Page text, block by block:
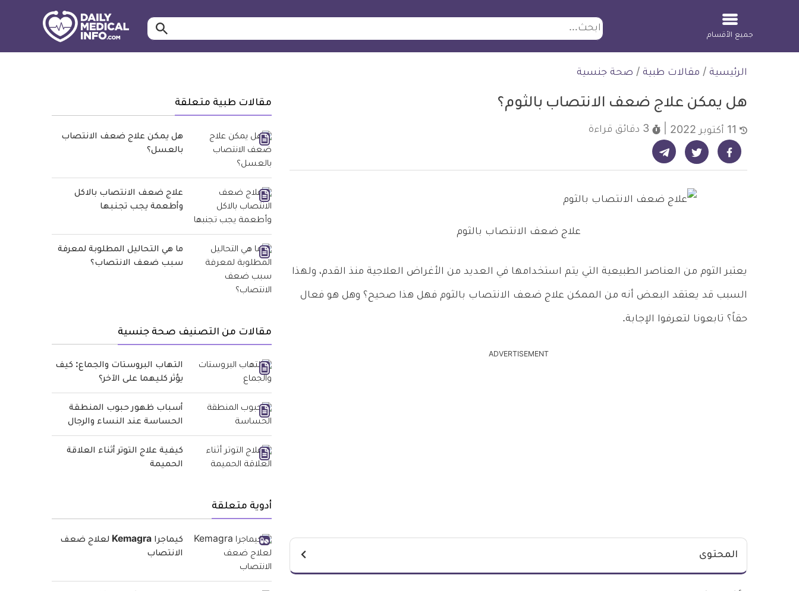
ابحث ابحث…
جميع الأقسام
الرئيسية / مقالات طبية / صحة جنسية
هل يمكن علاج ضعف الانتصاب بالثوم؟
3 دقائق قراءة
شارك على فيسبوك - ديلي ميديكال انفو شارك على تويتر - ديلي ميديكال انفو شارك على تيليجرام - ديلي ميديكال انفو
علاج ضعف الانتصاب بالثوم
يعتبر الثوم من العناصر الطبيعية التي يتم استخدامها في العديد من الأغراض العلاجية منذ القدم، ولهذا
السبب قد يعتقد البعض أنه من الممكن علاج ضعف الانتصاب بالثوم فهل هذا صحيح؟ وهل هو فعال
حقاً؟ تابعونا لتعرفوا الإجابة.
ADVERTISEMENT
المحتوى
مقالات طبية متعلقة
هل يمكن علاج ضعف الانتصاب
بالعسل؟
علاج ضعف الانتصاب بالاكل
وأطعمة يجب تجنبها
ما هي التحاليل المطلوبة لمعرفة
سبب ضعف الانتصاب؟
مقالات من التصنيف صحة جنسية
التهاب البروستات والجماع: كيف
يؤثر كليهما على الآخر؟
أسباب ظهور حبوب المنطقة
الحساسة عند النساء والرجال
كيفية علاج التوتر أثناء العلاقة
الحميمة
أدوية متعلقة
كيماجرا Kemagra لعلاج ضعف
الانتصاب